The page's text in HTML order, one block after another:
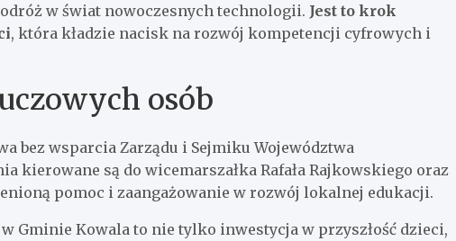
w świat nowoczesnych technologii. Jest to krok
, która kładzie nacisk na rozwój kompetencji cyfrowych i
osób
bez wsparcia Zarządu i Sejmiku Województwa
kierowane są do wicemarszałka Rafała Rajkowskiego oraz
pomoc i zaangażowanie w rozwój lokalnej edukacji.
Gminie Kowala to nie tylko inwestycja w przyszłość dzieci,